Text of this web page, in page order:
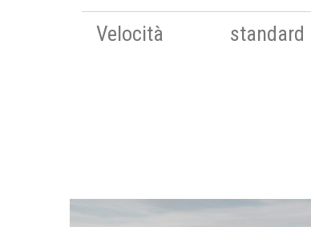
Velocità
standard